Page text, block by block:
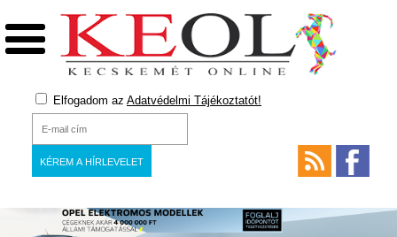
Elfogadom az Adatvédelmi Tájékoztatót!